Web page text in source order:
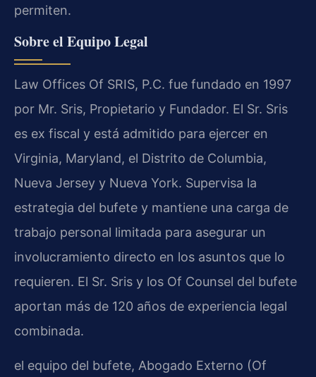
permiten.
Sobre el Equipo Legal
Law Offices Of SRIS, P.C. fue fundado en 1997
por Mr. Sris, Propietario y Fundador. El Sr. Sris
es ex fiscal y está admitido para ejercer en
Virginia, Maryland, el Distrito de Columbia,
Nueva Jersey y Nueva York. Supervisa la
estrategia del bufete y mantiene una carga de
trabajo personal limitada para asegurar un
involucramiento directo en los asuntos que lo
requieren. El Sr. Sris y los Of Counsel del bufete
aportan más de 120 años de experiencia legal
combinada.
el equipo del bufete, Abogado Externo (Of